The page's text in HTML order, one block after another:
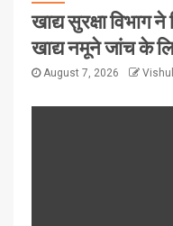
खाद्य सुरक्षा विभाग ने
खाद्य नमूने जांच के
August 7, 2026